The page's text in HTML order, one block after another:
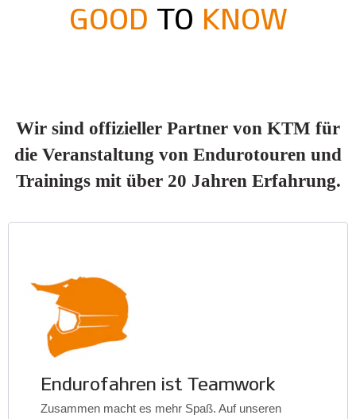
GOOD TO KNOW
Wir sind offizieller Partner von KTM für
die Veranstaltung von Endurotouren und
Trainings mit über 20 Jahren Erfahrung.
Endurofahren ist Teamwork
Zusammen macht es mehr Spaß. Auf unseren